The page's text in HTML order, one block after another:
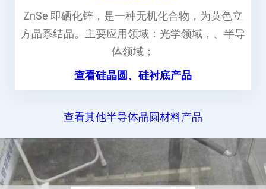
ZnSe 即硒化锌，是一种无机化合物，为黄色立
方晶系结晶。主要应用领域：光学领域，、半导
体领域；
查看硅晶圆、硅衬底产品
查看其他半导体晶圆材料产品